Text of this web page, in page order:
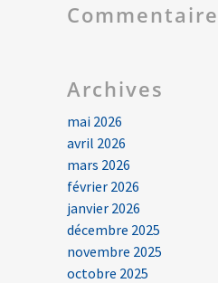
Archives
mai 2026
avril 2026
mars 2026
février 2026
janvier 2026
décembre 2025
novembre 2025
octobre 2025